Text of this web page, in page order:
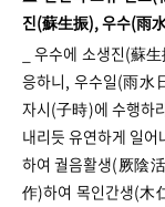
진(蘇生振), 우수(雨
_ 우수에 소생진(蘇
응하니, 우수일(雨水
자시(子時)에 수행하
내리듯 유연하게 일
하여 궐음활생(厥陰
作)하여 목인간생(木